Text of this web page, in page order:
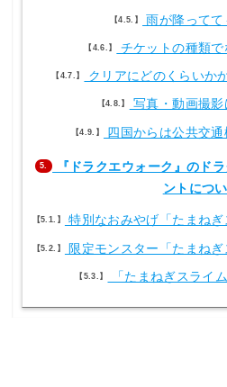
4.5. 雨が降ってて
4.6. チケットの種類で
4.7. クリアにどのくらいか
4.8. 写真・動画撮影
4.9. 四国からは公共交
5.
『ドラクエウォーク』のド
ントにつ
5.1. 特別なおみやげ「たまね
5.2. 限定モンスター「たまね
5.3. 「たまねぎスライ